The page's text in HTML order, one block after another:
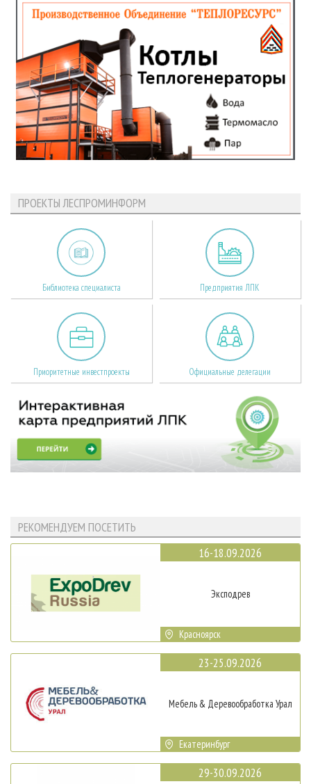
ПРОЕКТЫ ЛЕСПРОМИНФОРМ
Библиотека специалиста Предприятия ЛПК
Приоритетные инвестпроекты Официальные делегации
РЕКОМЕНДУЕМ ПОСЕТИТЬ
16-18.09.2026
Эксподрев
Красноярск
23-25.09.2026
Мебель & Деревообработка Урал
Екатеринбург
29-30.09.2026